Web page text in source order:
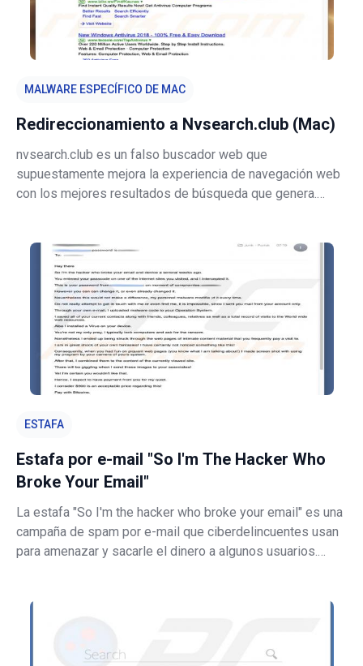
MALWARE ESPECÍFICO DE MAC
Redireccionamiento a Nvsearch.club (Mac)
nvsearch.club es un falso buscador web que
supuestamente mejora la experiencia de navegación web
con los mejores resultados de búsqueda que genera.
legítimos, por lo que muchos creen q
ESTAFA
Estafa por e-mail "So I'm The Hacker Who
Broke Your Email"
La estafa "So I'm the hacker who broke your email" es una
campaña de spam por e-mail que ciberdelincuentes usan
para amenazar y sacarle el dinero a algunos usuarios.
amenazan con enviarlo